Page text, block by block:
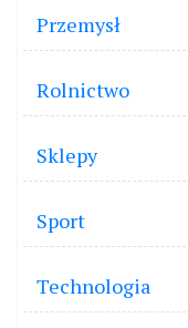
Przemysł
Rolnictwo
Sklepy
Sport
Technologia